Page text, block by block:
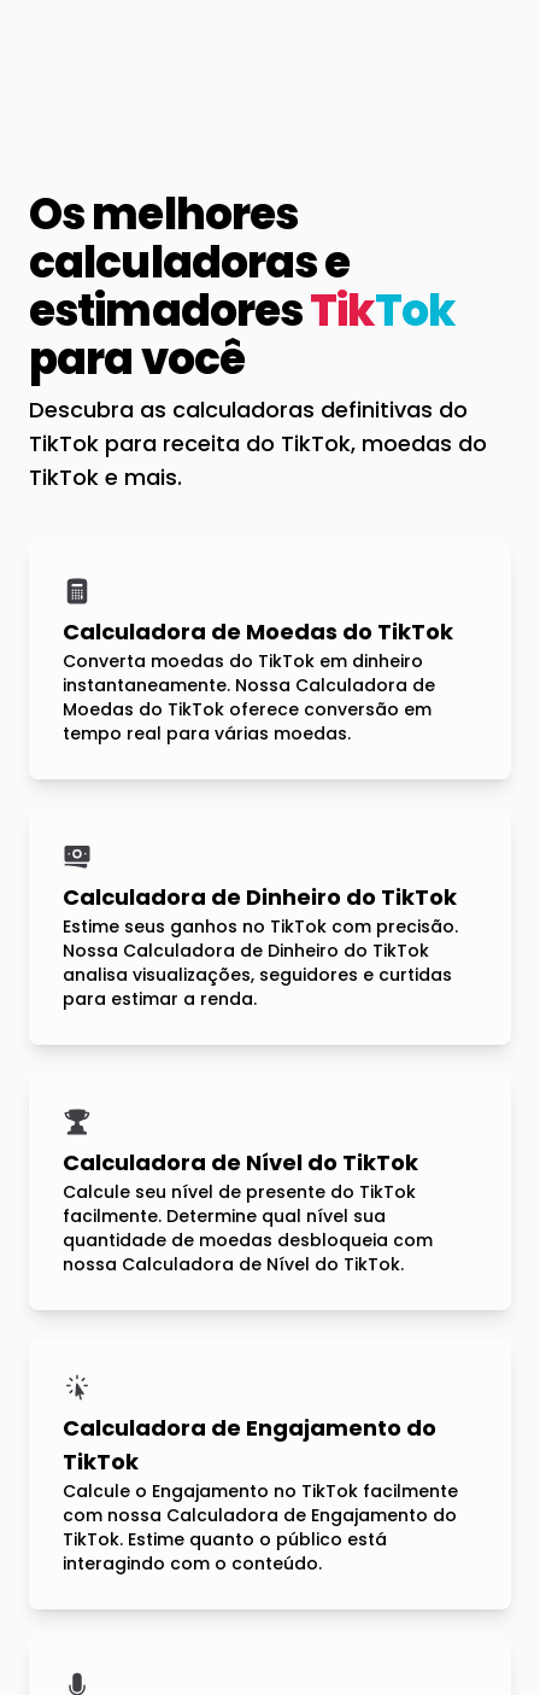
Os melhores
calculadoras e
estimadoresTikTok
para você
Descubra as calculadoras definitivas do
TikTok para receita do TikTok, moedas do
TikTok e mais.
Calculadora de Moedas do TikTok
Converta moedas do TikTok em dinheiro
instantaneamente. Nossa Calculadora de
Moedas do TikTok oferece conversão em
tempo real para várias moedas.
Calculadora de Dinheiro do TikTok
Estime seus ganhos no TikTok com precisão.
Nossa Calculadora de Dinheiro do TikTok
analisa visualizações, seguidores e curtidas
para estimar a renda.
Calculadora de Nível do TikTok
Calcule seu nível de presente do TikTok
facilmente. Determine qual nível sua
quantidade de moedas desbloqueia com
nossa Calculadora de Nível do TikTok.
Calculadora de Engajamento do
TikTok
Calcule o Engajamento no TikTok facilmente
com nossa Calculadora de Engajamento do
TikTok. Estime quanto o público está
interagindo com o conteúdo.